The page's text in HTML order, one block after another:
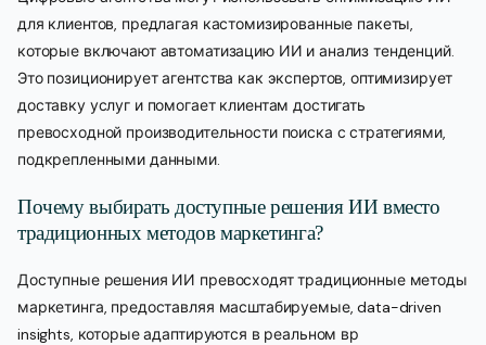
для клиентов, предлагая кастомизированные пакеты,
которые включают автоматизацию ИИ и анализ тенденций.
Это позиционирует агентства как экспертов, оптимизирует
доставку услуг и помогает клиентам достигать
превосходной производительности поиска с стратегиями,
подкрепленными данными.
Почему выбирать доступные решения ИИ вместо
традиционных методов маркетинга?
Доступные решения ИИ превосходят традиционные методы
маркетинга, предоставляя масштабируемые, data-driven
insights, которые адаптируются в реальном вр